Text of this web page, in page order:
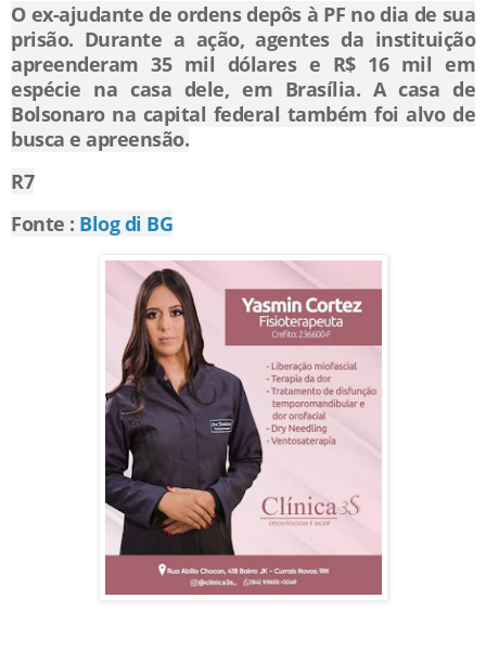
O ex-ajudante de ordens depôs à PF no dia de sua
prisão. Durante a ação, agentes da instituição
apreenderam 35 mil dólares e R$ 16 mil em
espécie na casa dele, em Brasília. A casa de
Bolsonaro na capital federal também foi alvo de
busca e apreensão.
R7
Fonte : Blog di BG